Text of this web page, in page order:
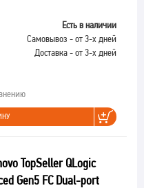
Есть в наличии
Самовывоз - от 3-х дней
Доставка - от 3-х дней
TopSeller QLogic
Gen5 FC Dual-port